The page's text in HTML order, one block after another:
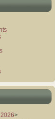
2026>